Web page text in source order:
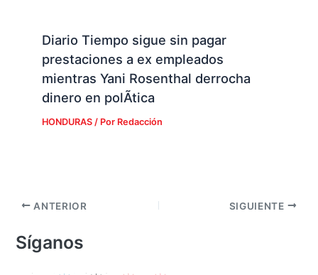
Diario Tiempo sigue sin pagar
prestaciones a ex empleados
mientras Yani Rosenthal derrocha
dinero en polÃ­tica
HONDURAS/ Por Redacción
ANTERIOR SIGUIENTE
Síganos